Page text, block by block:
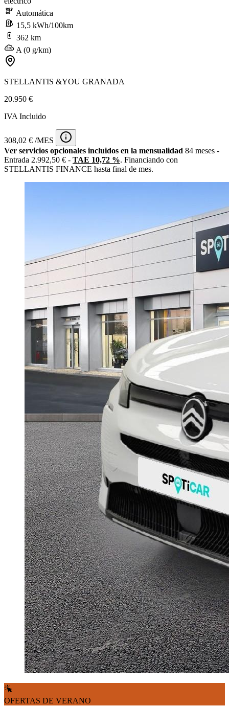
Automática
15,5 kWh/100km
362 km
A (0 g/km)
STELLANTIS &YOU GRANADA
20.950 €
IVA Incluido
308,02 € /MES
Ver servicios opcionales incluidos en la mensualidad 84 meses -
Entrada 2.992,50 € - TAE 10,72 %. Financiando con
STELLANTIS FINANCE hasta final de mes.
OFERTAS DE VERANO